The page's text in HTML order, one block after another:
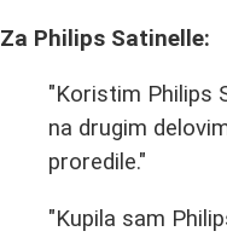
Za Philips Satinelle:
"Koristim Philips
na drugim
proredile."
"Kupila sam